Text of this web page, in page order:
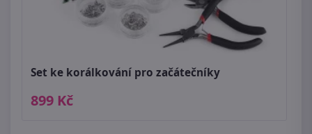
Set ke korálkování pro začátečníky
899 Kč